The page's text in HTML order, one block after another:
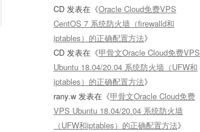
CD 发表在《Oracle Cloud免费VPS
CentOS 7 系统防火墙（firewalld和
iptables）的正确配置方法》
CD 发表在《甲骨文Oracle Cloud免费VPS
Ubuntu 18.04/20.04 系统防火墙（UFW和
iptables）的正确配置方法》
rany.w 发表在《甲骨文Oracle Cloud免费
VPS Ubuntu 18.04/20.04 系统防火墙
（UFW和iptables）的正确配置方法》